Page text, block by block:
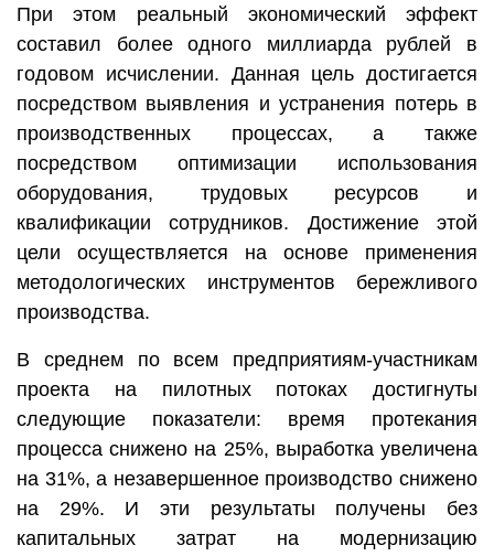
При этом реальный экономический эффект
составил более одного миллиарда рублей в
годовом исчислении. Данная цель достигается
посредством выявления и устранения потерь в
производственных процессах, а также
посредством оптимизации использования
оборудования, трудовых ресурсов и
квалификации сотрудников. Достижение этой
цели осуществляется на основе применения
методологических инструментов бережливого
производства.
В среднем по всем предприятиям-участникам
проекта на пилотных потоках достигнуты
следующие показатели: время протекания
процесса снижено на 25%, выработка увеличена
на 31%, а незавершенное производство снижено
на 29%. И эти результаты получены без
капитальных затрат на модернизацию